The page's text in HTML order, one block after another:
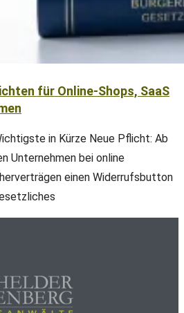
für Online-Shops, SaaS
in Kürze Neue Pflicht: Ab
Unternehmen bei online
einen Widerrufsbutton